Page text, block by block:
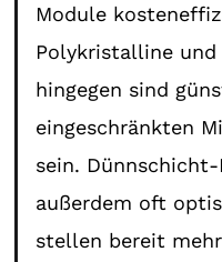
Module
Polykristalline
hingegen sind
eingeschränkten
sein.
außerdem oft
stellen bereit